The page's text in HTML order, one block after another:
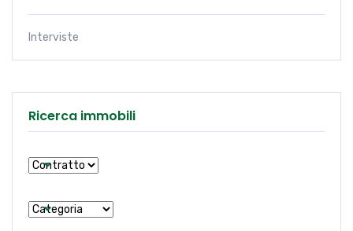
Interviste
Ricerca immobili